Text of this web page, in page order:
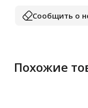
Сообщить о
Похожие